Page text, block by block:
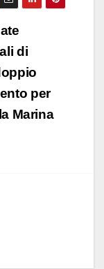
di
per
Marina